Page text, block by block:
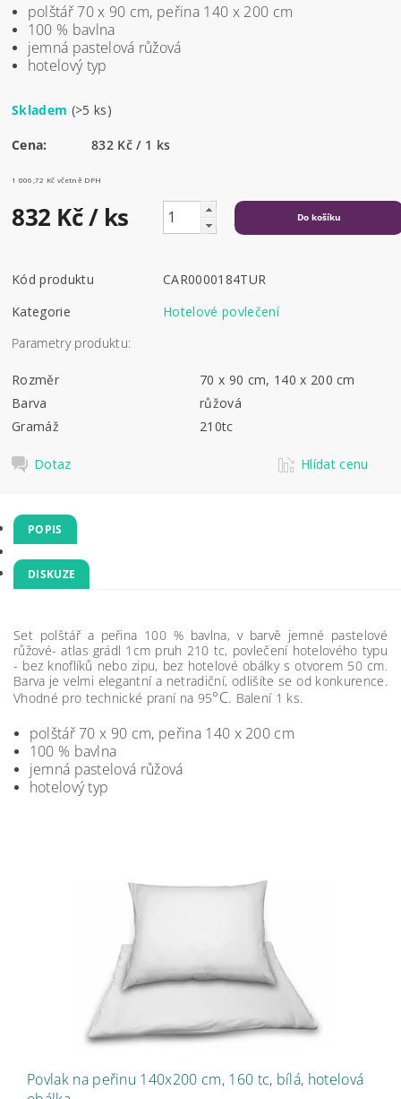
polštář 70 x 90 cm, peřina 140 x 200 cm
100 % bavlna
jemná pastelová růžová
hotelový typ
Skladem (>5 ks)
Cena: 832 Kč / 1 ks
1 006,72 Kč včetně DPH
832 Kč/ ks
Kód produktu
CAR0000184TUR
Kategorie
Hotelové povlečení
Parametry produktu:
Rozměr
70 x 90 cm, 140 x 200 cm
Barva
růžová
Gramáž
210tc
Dotaz Hlídat cenu
POPIS
DISKUZE
Set polštář a peřina 100 % bavlna, v barvě jemné pastelové
růžové- atlas grádl 1cm pruh 210 tc, povlečení hotelového typu
- bez knoflíků nebo zipu, bez hotelové obálky s otvorem 50 cm.
Barva je velmi elegantní a netradiční, odlišíte se od konkurence.
Vhodné pro technické praní na 95°C. Balení 1 ks.
polštář 70 x 90 cm, peřina 140 x 200 cm
100 % bavlna
jemná pastelová růžová
hotelový typ
Povlak na peřinu 140x200 cm, 160 tc, bílá, hotelová